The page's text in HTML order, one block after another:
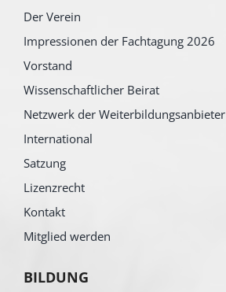
Der Verein
Impressionen der Fachtagung 2026
Vorstand
Wissenschaftlicher Beirat
Netzwerk der Weiterbildungsanbieter
International
Satzung
Lizenzrecht
Kontakt
Mitglied werden
BILDUNG